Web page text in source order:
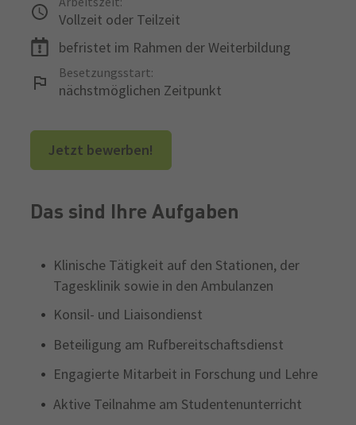
Vollzeit oder Teilzeit
befristet im Rahmen der Weiterbildung
Besetzungsstart:
nächstmöglichen Zeitpunkt
Jetzt bewerben!
Das sind Ihre Aufgaben
Klinische Tätigkeit auf den Stationen, der
Tagesklinik sowie in den Ambulanzen
Konsil- und Liaisondienst
Beteiligung am Rufbereitschaftsdienst
Engagierte Mitarbeit in Forschung und Lehre
Aktive Teilnahme am Studentenunterricht